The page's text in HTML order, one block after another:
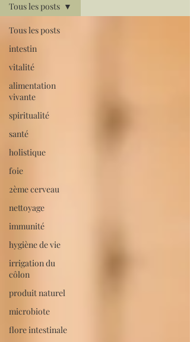
Tous les posts
intestin
vitalité
alimentation
vivante
spiritualité
santé
holistique
foie
2ème cerveau
nettoyage
immunité
hygiène de vie
irrigation du
côlon
produit naturel
microbiote
flore intestinale
Tous les posts